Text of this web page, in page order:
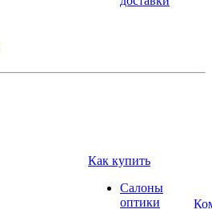
Как купить
Салоны
оптики